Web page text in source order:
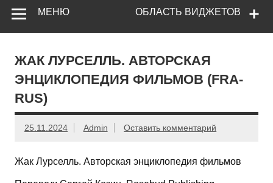
ОБЛАСТЬ ВИДЖЕТОВ
МЕНЮ
ЖАК ЛУРСЕЛЛЬ. АВТОРСКАЯ
ЭНЦИКЛОПЕДИЯ ФИЛЬМОВ (FRA-
RUS)
25.11.2024 Admin Оставить комментарий
Жак Лурселль. Авторская энциклопедия фильмов